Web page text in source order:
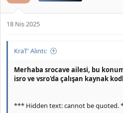
18 Nis 2025
KraT' Alıntı:
Merhaba srocave ailesi, bu
isro ve vsro'da çalışan kaynak
*** Hidden text: cannot be quoted.